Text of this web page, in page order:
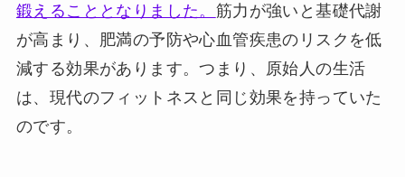
鍛えることとなりました。 筋力が強いと基礎代謝
が高まり、肥満の予防や心血管疾患のリスクを低
減する効果があります。つまり、原始人の生活
は、現代のフィットネスと同じ効果を持っていた
のです。